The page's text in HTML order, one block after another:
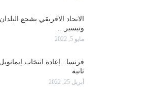
الاتحاد الافريقي يشجع
وتيسير…
مايو 5, 2022
فرنسا.. إعادة انتخاب
ثانية
أبريل 25, 2022